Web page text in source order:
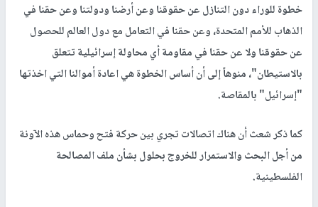
خطوة للوراء دون التنازل عن حقوقنا وعن أرضنا ودولتنا وعن حقنا في
الذهاب للأمم المتحدة، وعن حقنا في التعامل مع دول العالم للحصول
عن حقوقنا ولا عن حقنا في مقاومة أي محاولة إسرائيلية تتعلق
بالاستيطان"، منوهاً إلى أن أساس الخطوة هي اعادة أموالنا التي اخذتها
"إسرائيل" بالمقاصة.
كما ذكر شعث أن هناك اتصالات تجري بين حركة فتح وحماس هذه الآونة
من أجل البحث والاستمرار للخروج بحلول بشأن ملف المصالحة
الفلسطينية.